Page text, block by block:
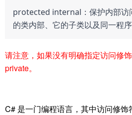
protected internal：保护内部访
的类内部、它的子类以及同一程序
请注意，如果没有明确指定访问修
private。
C# 是一门编程语言，其中访问修